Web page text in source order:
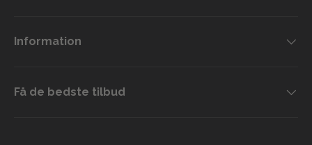
Information
Få de bedste tilbud